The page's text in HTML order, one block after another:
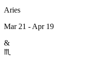
Aries
Mar 21 - Apr 19
&
♏